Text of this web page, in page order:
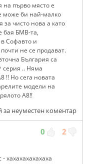
на първо място е
може би най-малко
за чисто нова а като
бая БМВ-та,
Софавто и
не се продават.
България са
.. Няма
!! Но сега новата
модели на
А8!!
за неуместен коментар
0 2
хахахахахахаха